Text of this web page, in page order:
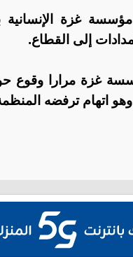
غزة الإنسانية
إلى القطاع.
غزة مرارا وقوع
وهو اتهام ترفضه